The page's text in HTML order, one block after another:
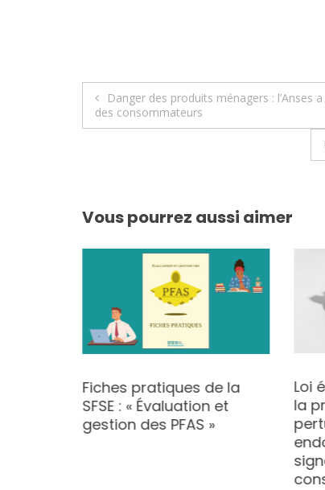
Navigation
de
Danger des produits ménagers :
des consommateurs
Vous pourrez aussi aimer
Fiches pratiques de la
SFSE : « Évaluation et
gestion des PFAS »
Loi
la